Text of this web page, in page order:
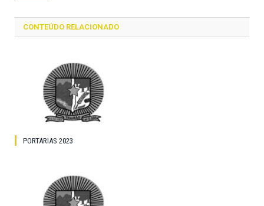
CONTEÚDO RELACIONADO
PORTARIAS 2023